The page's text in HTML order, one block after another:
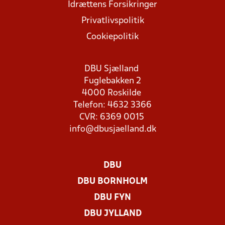
Idrættens Forsikringer
Privatlivspolitik
Cookiepolitik
DBU Sjælland
Fuglebakken 2
4000 Roskilde
Telefon: 4632 3366
CVR: 6369 0015
info@dbusjaelland.dk
DBU
DBU BORNHOLM
DBU FYN
DBU JYLLAND